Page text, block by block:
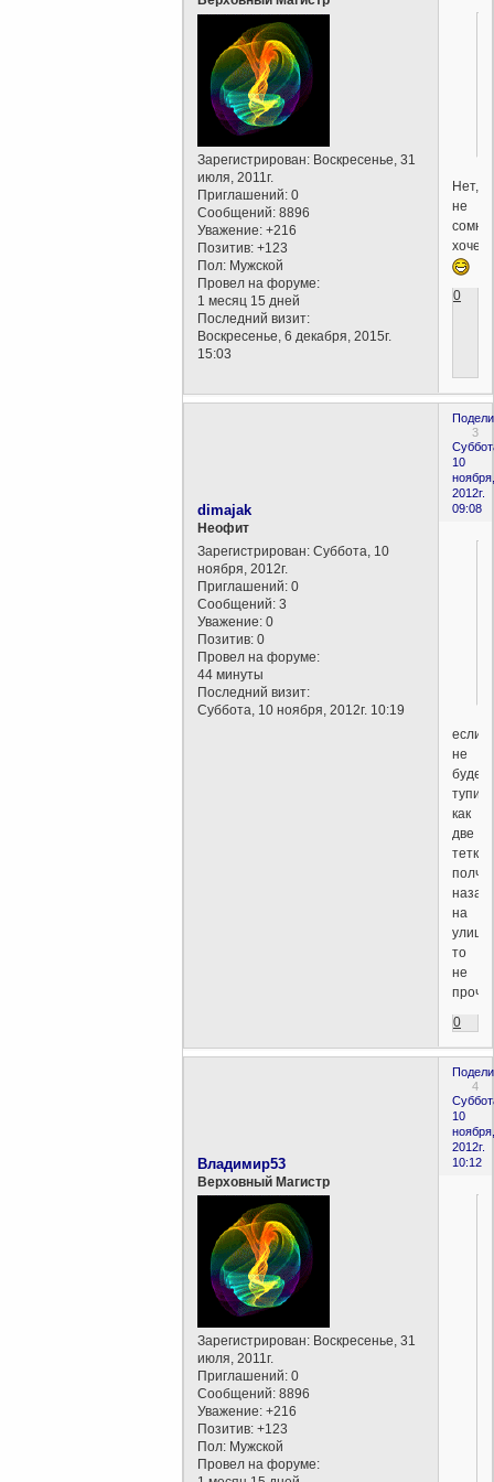
Зарегистрирован: Воскресенье, 31
июля, 2011г.
Приглашений: 0
Сообщений: 8896
Уважение: +216
Позитив: +123
Пол: Мужской
Провел на форуме:
1 месяц 15 дней
Последний визит:
Воскресенье, 6 декабря, 2015г.
15:03
Нет,
не
0
3
10
ноября,
2012г.
09:08
dimajak
Неофит
Зарегистрирован: Суббота, 10
ноября, 2012г.
Приглашений: 0
Сообщений: 3
Уважение: 0
Позитив: 0
Провел на форуме:
44 минуты
Последний визит:
Суббота, 10 ноября, 2012г. 10:19
если
не
как
две
тетки
назад
на
улице,
то
не
прочь.
0
4
10
ноября,
2012г.
10:12
Владимир53
Верховный Магистр
Зарегистрирован: Воскресенье, 31
июля, 2011г.
Приглашений: 0
Сообщений: 8896
Уважение: +216
Позитив: +123
Пол: Мужской
Провел на форуме: